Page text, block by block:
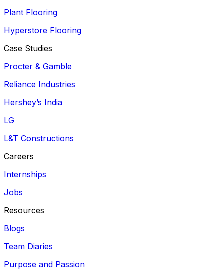
Plant Flooring
Hyperstore Flooring
Case Studies
Procter & Gamble
Reliance Industries
Hershey’s India
LG
L&T Constructions
Careers
Internships
Jobs
Resources
Blogs
Team Diaries
Purpose and Passion